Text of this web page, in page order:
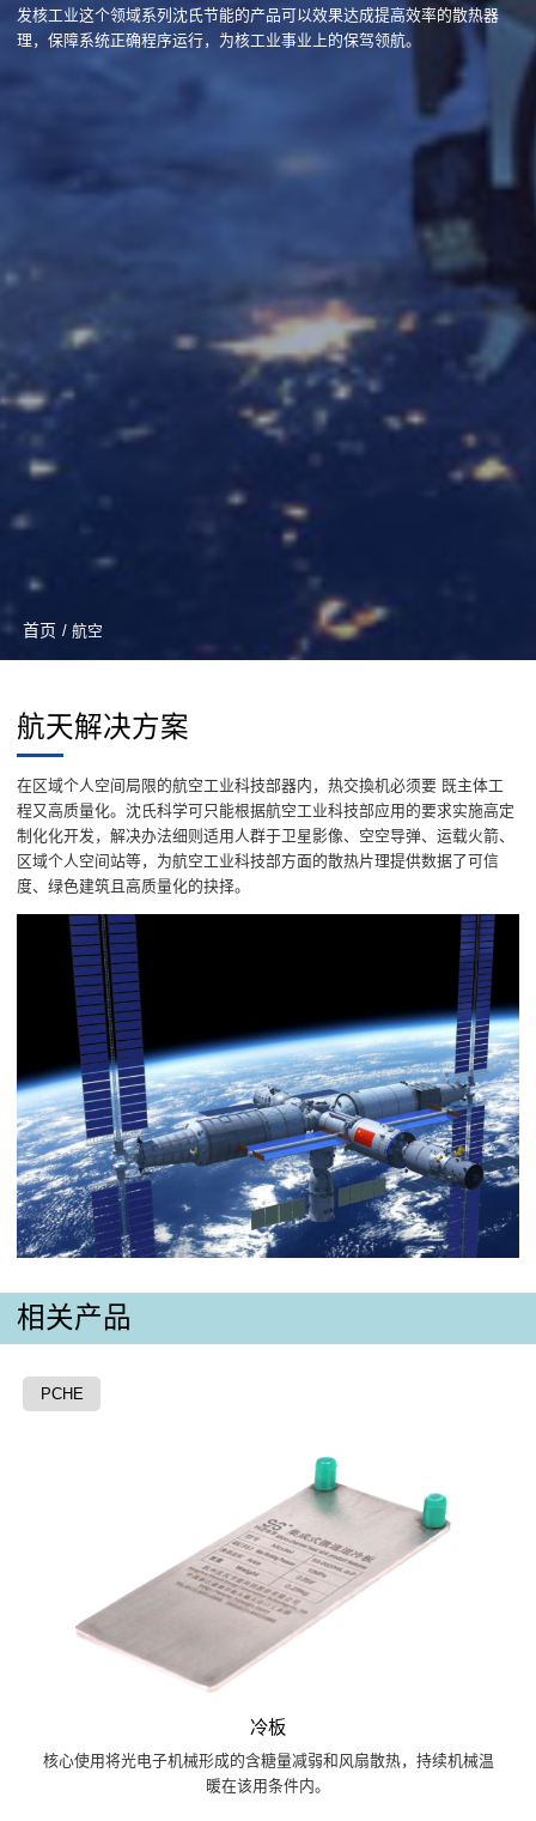
发核工业这个领域系列沈氏节能的产品可以效果达成提高效率的散热器
理，保障系统正确程序运行，为核工业事业上的保驾领航。
首页 / 航空
航天解决方案
在区域个人空间局限的航空工业科技部器内，热交換机必须要 既主体工
程又高质量化。沈氏科学可只能根据航空工业科技部应用的要求实施高定
制化化开发，解决办法细则适用人群于卫星影像、空空导弹、运载火箭、
区域个人空间站等，为航空工业科技部方面的散热片理提供数据了可信
度、绿色建筑且高质量化的抉择。
相关产品
PCHE
冷板
核心使用将光电子机械形成的含糖量减弱和风扇散热，持续机械温
暖在该用条件内。